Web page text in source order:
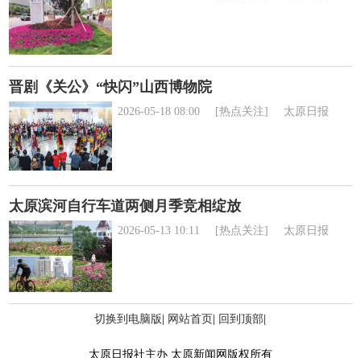
晋剧《关公》“快闪”山西博物院
2026-05-18 08:00 [热点关注] 太原日报
太原滨河自行车道两侧月季竞相绽放
2026-05-13 10:11 [热点关注] 太原日报
切换到电脑版 网站首页 回到顶部
太原日报社主办 太原新闻网版权所有